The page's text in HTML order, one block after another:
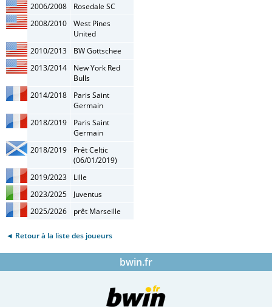
2006/2008
Rosedale SC
2008/2010
West Pines
United
2010/2013
BW Gottschee
2013/2014
New York Red
Bulls
2014/2018
Paris Saint
Germain
2018/2019
Paris Saint
Germain
2018/2019
Prêt Celtic
(06/01/2019)
2019/2023
Lille
2023/2025
Juventus
2025/2026
prêt Marseille
◄ Retour à la liste des joueurs
bwin.fr